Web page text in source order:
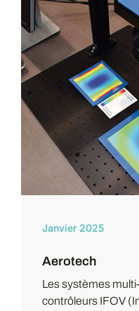
Janvier 2025
Aerotech
Les systèmes
contrôleurs IFOV